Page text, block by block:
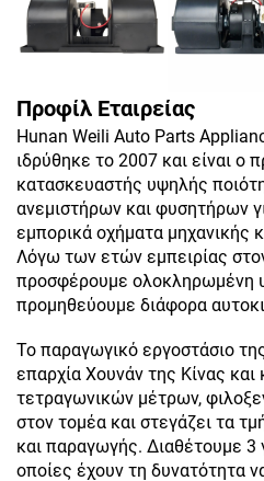
Προφίλ Εταιρείας
Hunan Weili Auto Parts
ιδρύθηκε το 2007 και είναι ο
κατασκευαστής υψηλής
ανεμιστήρων και φυσητήρων
εμπορικά οχήματα μηχανικής
Λόγω των ετών εμπειρίας
προσφέρουμε ολοκληρωμένη
προμηθεύουμε διάφορα
Το παραγωγικό εργοστάσιο
επαρχία Χουνάν της Κίνας
τετραγωνικών μέτρων,
στον τομέα και στεγάζει τα
και παραγωγής. Διαθέτουμε
οποίες έχουν τη δυνατότητα